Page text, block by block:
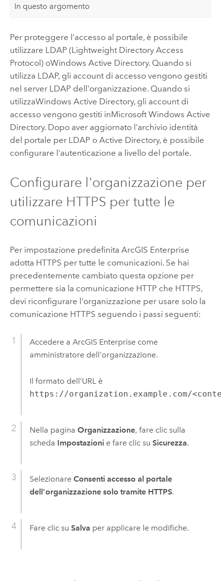
In questo argomento
Per proteggere l'accesso al portale, è possibile
utilizzare LDAP (Lightweight Directory Access
Protocol) oWindows Active Directory. Quando si
utilizza LDAP, gli account di accesso vengono gestiti
nel server LDAP dell'organizzazione. Quando si
utilizzaWindows Active Directory, gli account di
accesso vengono gestiti inMicrosoft Windows Active
Directory. Dopo aver aggiornato l'archivio identità
del portale per LDAP o Active Directory, è possibile
configurare l'autenticazione a livello del portale.
Configurare l'organizzazione per
utilizzare HTTPS per tutte le
comunicazioni
Per impostazione predefinita ArcGIS Enterprise
adotta HTTPS per tutte le comunicazioni. Se hai
precedentemente cambiato questa opzione per
permettere sia la comunicazione HTTP che HTTPS,
devi riconfigurare l'organizzazione per usare solo la
comunicazione HTTPS seguendo i passi seguenti:
Accedere a ArcGIS Enterprisecome
amministratore dell'organizzazione.
Il formato dell'URL è
https://organization.example.com/
Nella pagina Organizzazione, fare clic sulla
scheda Impostazionie fare clic su Sicurezza.
Selezionare Consenti accesso al portale
dell'organizzazione solo tramite HTTPS.
Fare clic su Salva per applicare le modifiche.